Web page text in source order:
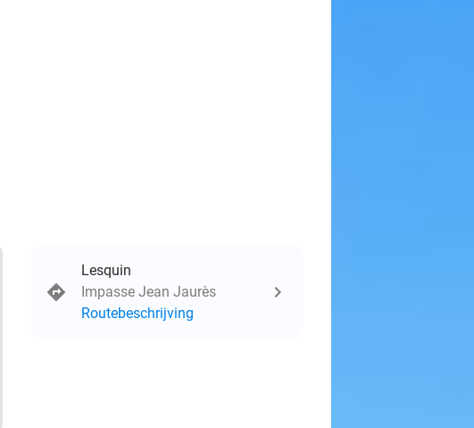
Lesquin
Impasse Jean Jaurès
Routebeschrijving